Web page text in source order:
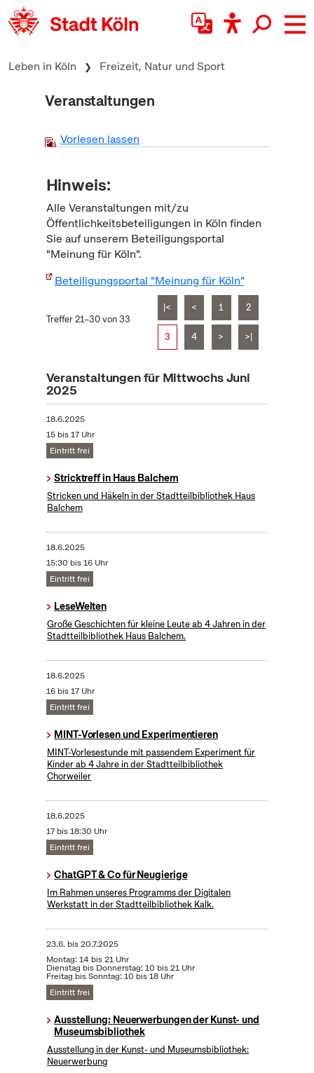
zum Inhalt springen
Leben in Köln Freizeit, Natur und Sport
Veranstaltungen
Vorlesen lassen
Hinweis:
Alle Veranstaltungen mit/zu
Öffentlichkeitsbeteiligungen in Köln finden
Sie auf unserem Beteiligungsportal
"Meinung für Köln".
Beteiligungsportal "Meinung für Köln"
Treffer 21–30 von 33
|< < 1 2
3 4 > >|
Veranstaltungen für Mittwochs Juni
2025
18.6.2025
15 bis 17 Uhr
Eintritt frei
Stricktreff in Haus Balchem
Stricken und Häkeln in der Stadtteilbibliothek Haus
Balchem
18.6.2025
15:30 bis 16 Uhr
Eintritt frei
LeseWelten
Große Geschichten für kleine Leute ab 4 Jahren in der
Stadtteilbibliothek Haus Balchem.
18.6.2025
16 bis 17 Uhr
Eintritt frei
MINT-Vorlesen und Experimentieren
MINT-Vorlesestunde mit passendem Experiment für
Kinder ab 4 Jahre in der Stadtteilbibliothek
Chorweiler
18.6.2025
17 bis 18:30 Uhr
Eintritt frei
ChatGPT & Co für Neugierige
Im Rahmen unseres Programms der Digitalen
Werkstatt in der Stadtteilbibliothek Kalk.
23.6. bis20.7.2025
Montag: 14 bis 21 Uhr
Dienstag bis Donnerstag: 10 bis 21 Uhr
Freitag bis Sonntag: 10 bis 18 Uhr
Eintritt frei
Ausstellung: Neuerwerbungen der Kunst- und
Museumsbibliothek
Ausstellung in der Kunst- und Museumsbibliothek:
Neuerwerbung